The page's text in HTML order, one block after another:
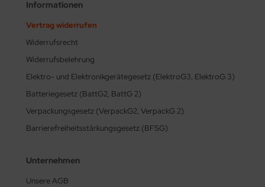
Informationen
Vertrag widerrufen
Widerrufsrecht
Widerrufsbelehrung
Elektro- und Elektronikgerätegesetz (ElektroG3, ElektroG 3)
Batteriegesetz (BattG2, BattG 2)
Verpackungsgesetz (VerpackG2, VerpackG 2)
Barrierefreiheitsstärkungsgesetz (BFSG)
Unternehmen
Unsere AGB